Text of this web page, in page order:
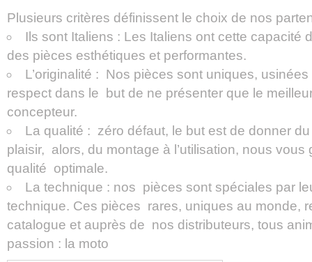
Plusieurs critères définissent le choix de nos
Ils sont Italiens : Les Italiens ont cette capacité
des pièces esthétiques et performantes.
L’originalité : Nos pièces sont uniques,
respect dans le but de ne présenter que le
concepteur.
La qualité : zéro défaut, le but est de donner
plaisir, alors, du montage à l’utilisation, nous vous
qualité optimale.
La technique : nos pièces sont spéciales par
technique. Ces pièces rares, uniques au monde,
catalogue et auprès de nos distributeurs, tous
passion : la moto